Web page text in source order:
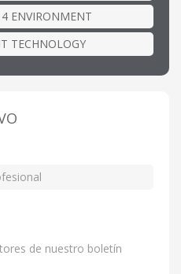
ENVIRONMENT
TECHNOLOGY
de nuestro boletín